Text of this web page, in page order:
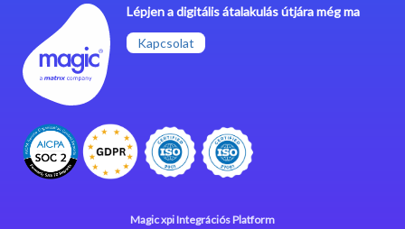
Lépjen a digitális átalakulás útjára még ma
Kapcsolat
Magic xpi Integrációs Platform